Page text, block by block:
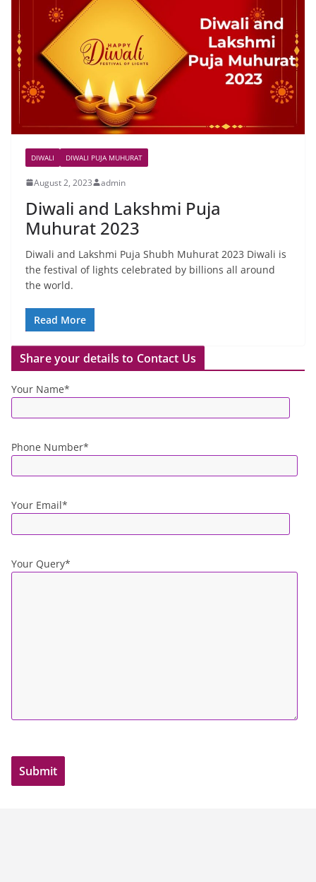
DIWALI DIWALI PUJA MUHURAT
August 2, 2023 admin
Diwali and Lakshmi Puja
Muhurat 2023
Diwali and Lakshmi Puja Shubh Muhurat 2023 Diwali is
the festival of lights celebrated by billions all around
the world.
Read More
Share your details to Contact Us
Your Name*
Phone Number*
Your Email*
Your Query*